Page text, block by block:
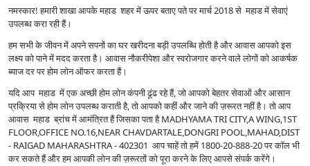
नमस्कार! हमारी शाखा आपके महाड शहर में ऊपर बताए पते पर मार्च 2018 से महाड में सेवाएं
उपलब्ध करा रही हैं।
हम सभी के जीवन में अपने सपनों का घर खरीदना बड़ी उपलब्धि होती है और आवास आपको इस
लक्ष्य को पाने में मदद करता है। आवास नौकरीपेशा और स्वरोजगार करने वाले लोगों को आकर्षक
ब्याज दर पर होम लोन ऑफर करता हैं।
यदि आप महाड में एक अच्छी होम लोन कंपनी ढूंढ रहे हैं, जो आपको बेहतर सेवाओं और आसान
प्रक्रिया से होम लोन उपलब्ध कराती है, तो आपको कहीं और जाने की ज़रूरत नहीं है। तो आप
आवास महाड ब्रांच में आमंत्रित हैं जिसका पता है MADHYAMA TRI CITY,A WING,1ST
FLOOR,OFFICE NO.16,NEAR CHAVDARTALE,DONGRI POOL,MAHAD,DIST
- RAIGAD MAHARASHTRA - 402301 आप चाहें तो हमें 1800-20-888-20 पर कॉल भी
कर सकते हैं और हम आपकी लोन की ज़रूरतों को पूरा करने के लिए आपसे संपर्क करेंगे।